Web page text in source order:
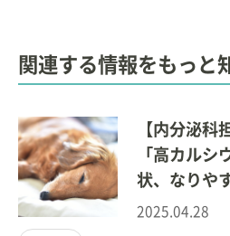
関連する情報をもっと
【内分泌科
「高カルシ
状、なりや
2025.04.28